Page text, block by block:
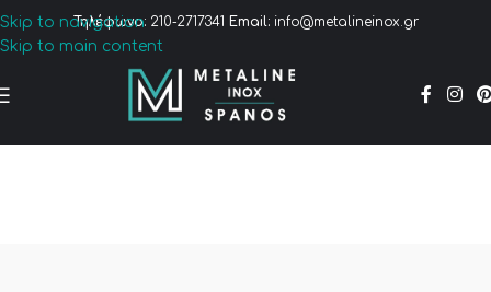
Skip to navigation
Skip to main content
Τηλέφωνο: 210-2717341 Email:info@metalineinox.gr